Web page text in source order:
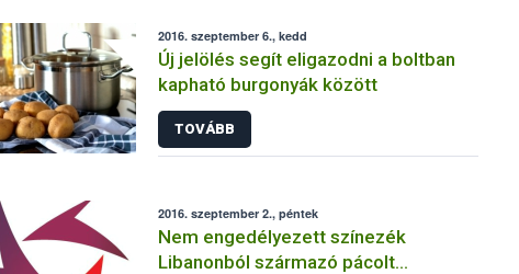
2016. szeptember 6., kedd
Új jelölés segít eligazodni a boltban
kapható burgonyák között
TOVÁBB
2016. szeptember 2., péntek
Nem engedélyezett színezék
Libanonból származó pácolt